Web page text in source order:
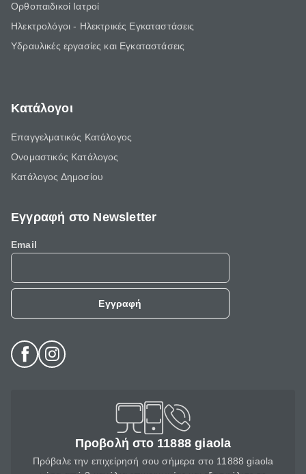
Ορθοπαιδικοί Ιατροί
Ηλεκτρολόγοι - Ηλεκτρικές Εγκαταστάσεις
Υδραυλικές εργασίες και Εγκαταστάσεις
Κατάλογοι
Επαγγελματικός Κατάλογος
Ονομαστικός Κατάλογος
Κατάλογος Δημοσίου
Εγγραφή στο Newsletter
Email
Εγγραφή
Προβολή στο 11888 giaola
Πρόβαλε την επιχείρησή σου σήμερα στο 11888 giaola